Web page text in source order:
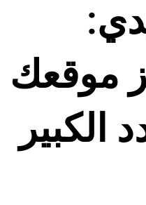
موقعك
الكبير